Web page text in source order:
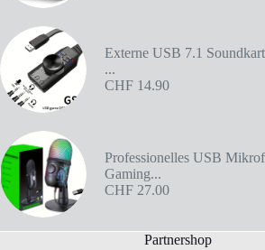
Externe USB 7.1
...
CHF 14.90
Professionelles USB
Gaming...
CHF 27.00
Partnershop